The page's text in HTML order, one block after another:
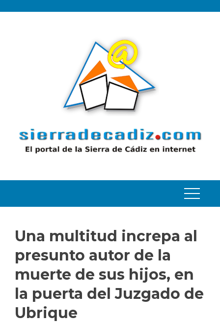
Una multitud increpa al
presunto autor de la
muerte de sus hijos, en
la puerta del Juzgado de
Ubrique